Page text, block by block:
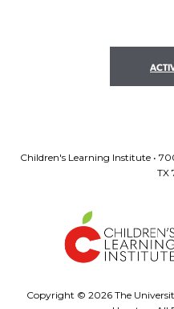
Children's Learning Institute •
TX
Copyright © 2026 The